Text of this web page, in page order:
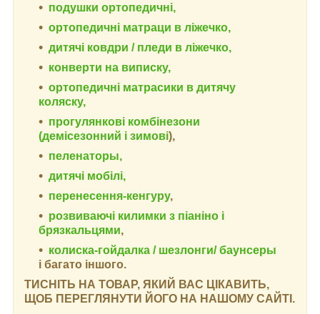
подушки ортопедичні,
ортопедичні матраци в ліжечко,
дитячі ковдри / пледи в ліжечко,
конверти на виписку,
ортопедичні матрасики в дитячу
коляску,
прогулянкові комбінезони
(демісезонний і зимові),
пеленаторы,
дитячі мобілі,
перенесення-кенгуру,
розвиваючі килимки з піаніно і
брязкальцями,
колиска-гойдалка / шезлонги/ баунсеры
і багато іншого.
ТИСНІТЬ НА ТОВАР, ЯКИЙ ВАС ЦІКАВИТЬ,
ЩОБ ПЕРЕГЛЯНУТИ ЙОГО НА НАШОМУ САЙТІ.